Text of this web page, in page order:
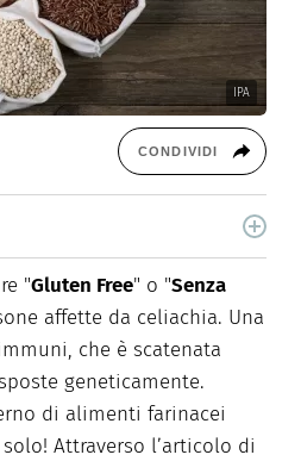
IPA
CONDIVIDI
una pagina di
ed editoria, lavoro come
e nutrizionale.
"Gluten Free" o "Senza
affette da celiachia. Una
che è scatenata
geneticamente.
di alimenti farinacei
Attraverso l’articolo di